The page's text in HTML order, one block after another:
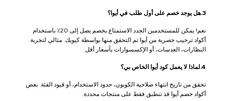
3.هل يوجد خصم على أول طلب في أيوا؟
نعم! يمكن للمستخدمين الجدد الاستمتاع بخصم يصل إلى 20٪ باستخدام
أكواد ترحيب حصرية من أيوا تم التحقق منها بواسطة كيوبك. مثالي لتجربة
النظارات، العدسات، أو الإكسسوارات بأسعار أقل.
4.لماذا لا يعمل كود أيوا الخاص بي؟
تحقق من تاريخ انتهاء صلاحية الكوبون، حدود الاستخدام، أو قيود الفئة. بعض
أكواد خصم أيوا قد تنطبق فقط على منتجات محددة.